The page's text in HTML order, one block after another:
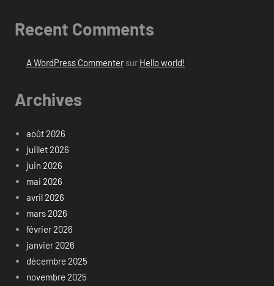
Recent Comments
A WordPress Commentersur Hello world!
Archives
août 2026
juillet 2026
juin 2026
mai 2026
avril 2026
mars 2026
février 2026
janvier 2026
décembre 2025
novembre 2025